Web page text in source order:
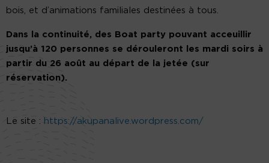
bois, et d’animations familiales destinées à tous.
Dans la continuité, des Boat party pouvant acceuillir
jusqu’à 120 personnes se dérouleront les mardi soirs à
partir du 26 août au départ de la jetée (sur
réservation).
Le site : https://akupanalive.wordpress.com/